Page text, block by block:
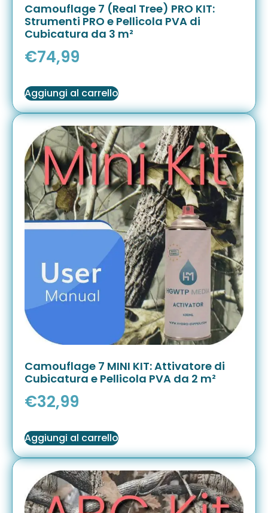
Camouflage 7 (Real Tree) PRO KIT:
Strumenti PRO e Pellicola PVA di
Cubicatura da 3 m²
€74,99
Aggiungi al carrello
Camouflage 7 MINI KIT: Attivatore di
Cubicatura e Pellicola PVA da 2 m²
€32,99
Aggiungi al carrello